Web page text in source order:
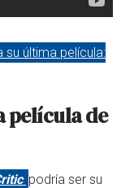
su última película:
película de
podría ser su